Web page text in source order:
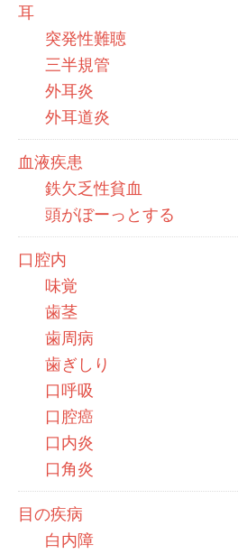
耳
突発性難聴
三半規管
外耳炎
外耳道炎
血液疾患
鉄欠乏性貧血
頭がぼーっとする
口腔内
味覚
歯茎
歯周病
歯ぎしり
口呼吸
口腔癌
口内炎
口角炎
目の疾病
白内障